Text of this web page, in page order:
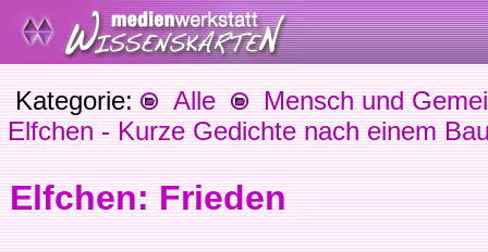
Kategorie: Alle
Mensch und
Elfchen - Kurze Gedichte nach einem
Elfchen: Frieden